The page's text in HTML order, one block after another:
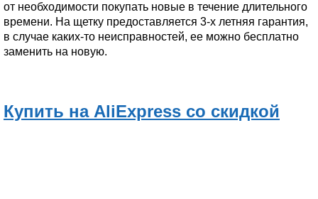
от необходимости покупать новые в течение длительного
времени. На щетку предоставляется 3-х летняя гарантия,
в случае каких-то неисправностей, ее можно бесплатно
заменить на новую.
Купить на AliExpress со скидкой